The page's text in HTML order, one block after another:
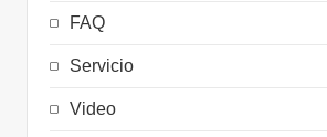
FAQ
Servicio
Video